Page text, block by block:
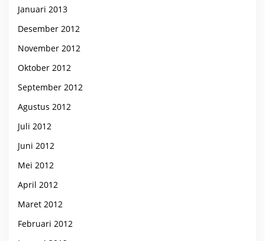
Januari 2013
Desember 2012
November 2012
Oktober 2012
September 2012
Agustus 2012
Juli 2012
Juni 2012
Mei 2012
April 2012
Maret 2012
Februari 2012